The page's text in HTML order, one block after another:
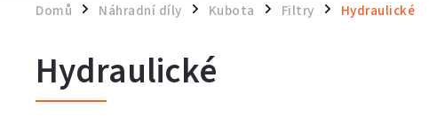
Domů / Náhradní díly / Kubota / Filtry / Hydraulické
Hydraulické